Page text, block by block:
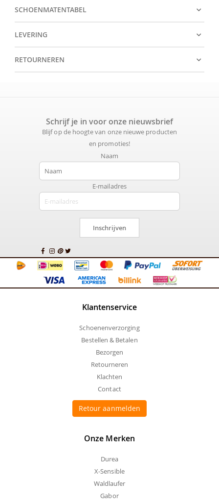
SCHOENMATENTABEL
LEVERING
RETOURNEREN
Schrijf je in voor onze nieuwsbrief
Blijf op de hoogte van onze nieuwe producten
en promoties!
Naam
E-mailadres
Inschrijven
Klantenservice
Schoenenverzorging
Bestellen & Betalen
Bezorgen
Retourneren
Klachten
Contact
Retour aanmelden
Onze Merken
Durea
X-Sensible
Waldlaufer
Gabor